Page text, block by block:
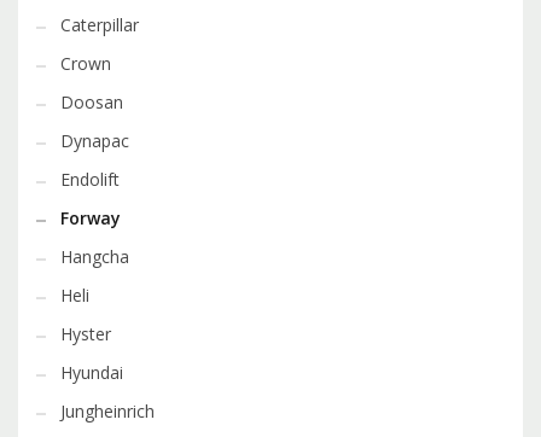
Caterpillar
Crown
Doosan
Dynapac
Endolift
Forway
Hangcha
Heli
Hyster
Hyundai
Jungheinrich